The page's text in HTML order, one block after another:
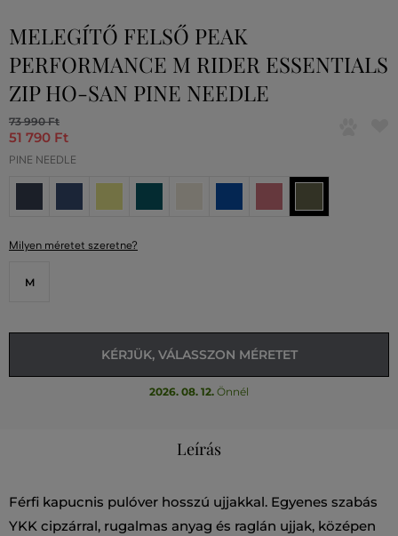
MELEGÍTŐ FELSŐ PEAK
PERFORMANCE M RIDER ESSENTIALS
ZIP HO-SAN PINE NEEDLE
73 990 Ft
51 790 Ft
PINE NEEDLE
Milyen méretet szeretne?
M
KÉRJÜK, VÁLASSZON MÉRETET
2026. 08. 12. Önnél
Leírás
Férfi kapucnis pulóver hosszú ujjakkal. Egyenes szabás
YKK cipzárral, rugalmas anyag és raglán ujjak, középen